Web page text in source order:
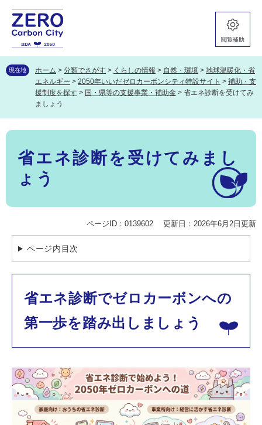
先
頭
を
飛
本
閲覧補助
現在地 ホーム > 分類でさがす > くらしの情報 > 自然・環境 > 地球温暖化・省
エネルギー > 2050年いいだゼロカーボンシティ特設サイト > 補助・支
援制度を探す > 国・県等の支援事業・補助金 > 省エネ診断を受けてみ
ましょう
本
省エネ診断を受けてみまし
ょう
ページID：0139602 更新日：2026年6月2日更新
ページ内目次
省エネ診断でゼロカーボンへの
第一歩を踏み出しましょう